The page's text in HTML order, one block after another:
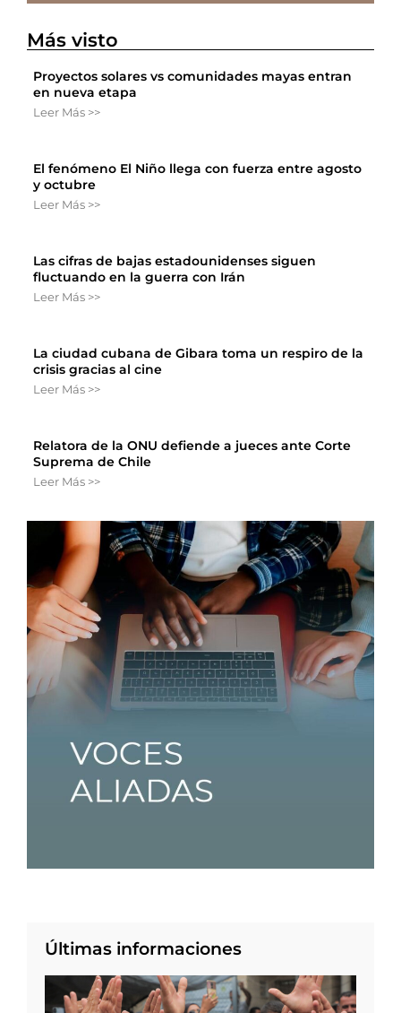
Más visto
Proyectos solares vs comunidades mayas entran
en nueva etapa
Leer Más >>
El fenómeno El Niño llega con fuerza entre agosto
y octubre
Leer Más >>
Las cifras de bajas estadounidenses siguen
fluctuando en la guerra con Irán
Leer Más >>
La ciudad cubana de Gibara toma un respiro de la
crisis gracias al cine
Leer Más >>
Relatora de la ONU defiende a jueces ante Corte
Suprema de Chile
Leer Más >>
Últimas informaciones